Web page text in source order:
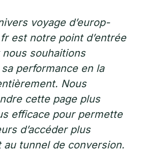
voyage d’europ-
est notre point d’entrée
souhaitions
performance en la
Nous
cette page plus
efficace pour permette
d’accéder plus
au tunnel de conversion.